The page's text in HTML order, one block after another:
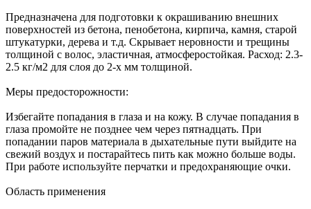
Предназначена для подготовки к окрашиванию внешних
поверхностей из бетона, пенобетона, кирпича, камня, старой
штукатурки, дерева и т.д. Скрывает неровности и трещины
толщиной с волос, эластичная, атмосферостойкая. Расход: 2.3-
2.5 кг/м2 для слоя до 2-х мм толщиной.
Меры предосторожности:
Избегайте попадания в глаза и на кожу. В случае попадания в
глаза промойте не позднее чем через пятнадцать. При
попадании паров материала в дыхательные пути выйдите на
свежий воздух и постарайтесь пить как можно больше воды.
При работе используйте перчатки и предохраняющие очки.
Область применения